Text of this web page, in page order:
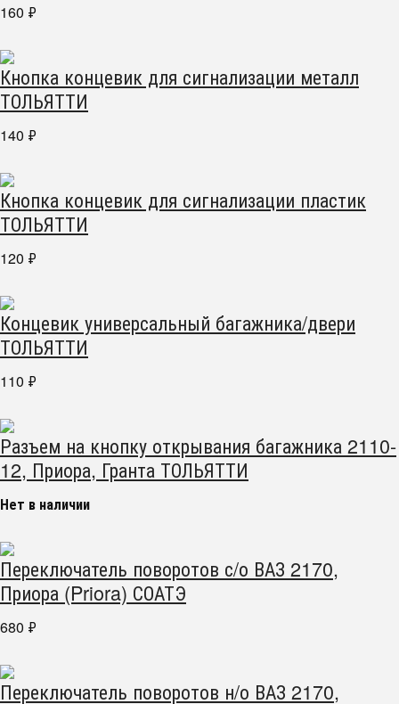
160 ₽
Кнопка концевик для сигнализации металл
ТОЛЬЯТТИ
140 ₽
Кнопка концевик для сигнализации пластик
ТОЛЬЯТТИ
120 ₽
Концевик универсальный багажника/двери
ТОЛЬЯТТИ
110 ₽
Разъем на кнопку открывания багажника 2110-
12, Приора, Гранта ТОЛЬЯТТИ
Нет в наличии
Переключатель поворотов с/о ВАЗ 2170,
Приора (Priora) СОАТЭ
680 ₽
Переключатель поворотов н/о ВАЗ 2170,